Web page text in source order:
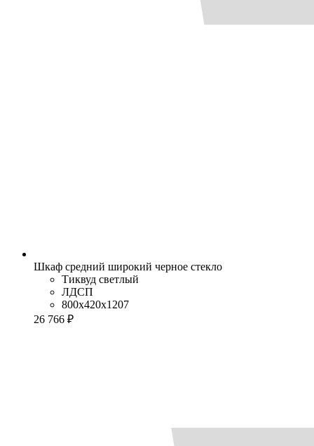
Шкаф средний широкий черное стекло
Тиквуд светлый
ЛДСП
800x420x1207
26 766 ₽